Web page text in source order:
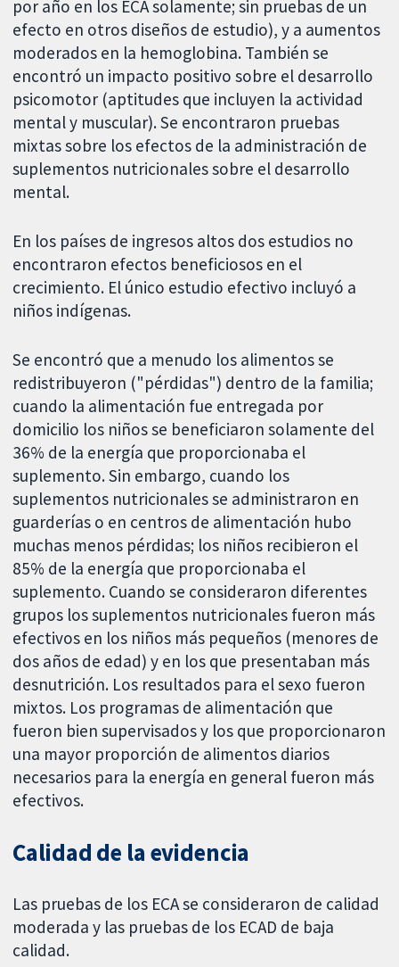
por año en los ECA solamente; sin pruebas de un
efecto en otros diseños de estudio), y a aumentos
moderados en la hemoglobina. También se
encontró un impacto positivo sobre el desarrollo
psicomotor (aptitudes que incluyen la actividad
mental y muscular). Se encontraron pruebas
mixtas sobre los efectos de la administración de
suplementos nutricionales sobre el desarrollo
mental.
En los países de ingresos altos dos estudios no
encontraron efectos beneficiosos en el
crecimiento. El único estudio efectivo incluyó a
niños indígenas.
Se encontró que a menudo los alimentos se
redistribuyeron ("pérdidas") dentro de la familia;
cuando la alimentación fue entregada por
domicilio los niños se beneficiaron solamente del
36% de la energía que proporcionaba el
suplemento. Sin embargo, cuando los
suplementos nutricionales se administraron en
guarderías o en centros de alimentación hubo
muchas menos pérdidas; los niños recibieron el
85% de la energía que proporcionaba el
suplemento. Cuando se consideraron diferentes
grupos los suplementos nutricionales fueron más
efectivos en los niños más pequeños (menores de
dos años de edad) y en los que presentaban más
desnutrición. Los resultados para el sexo fueron
mixtos. Los programas de alimentación que
fueron bien supervisados y los que proporcionaron
una mayor proporción de alimentos diarios
necesarios para la energía en general fueron más
efectivos.
Calidad de la evidencia
Las pruebas de los ECA se consideraron de calidad
moderada y las pruebas de los ECAD de baja
calidad.